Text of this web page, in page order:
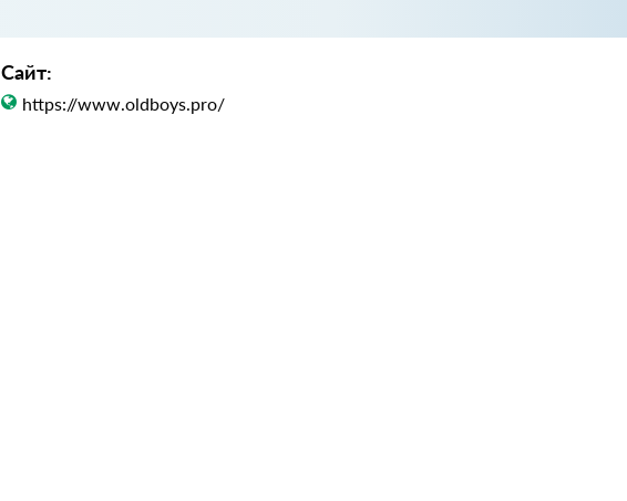
Сайт:
https://www.oldboys.pro/